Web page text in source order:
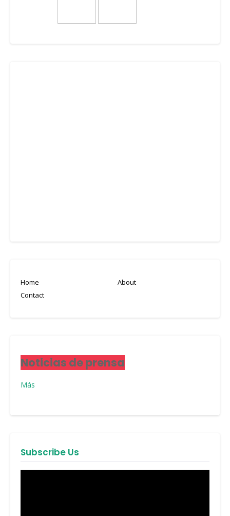
Home
About
Contact
Noticias de prensa
Más
Subscribe Us